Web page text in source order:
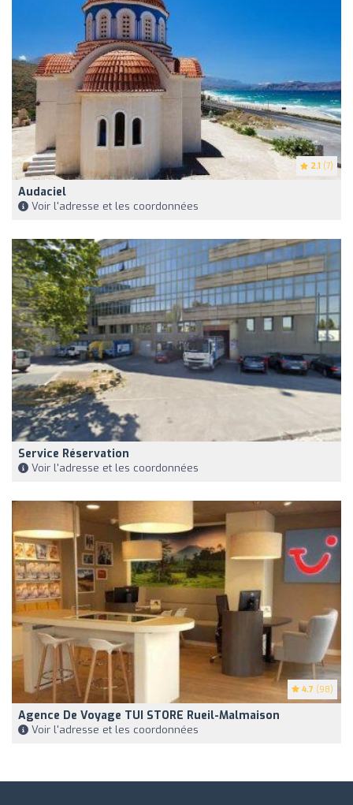
2.1 (7)
Audaciel
Voir l'adresse et les coordonnées
Service Réservation
Voir l'adresse et les coordonnées
4.7 (98)
Agence De Voyage TUI STORE Rueil-Malmaison
Voir l'adresse et les coordonnées